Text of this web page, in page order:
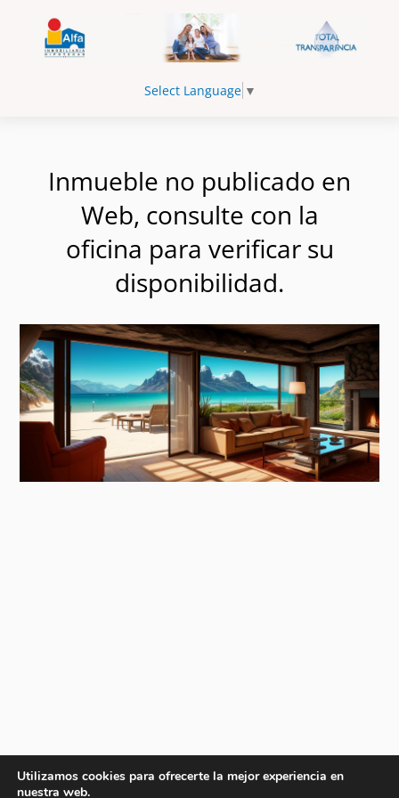
Select Language ▼
Inmueble no publicado en
Web, consulte con la
oficina para verificar su
disponibilidad.
Utilizamos cookies para ofrecerte la mejor experiencia en
nuestra web.